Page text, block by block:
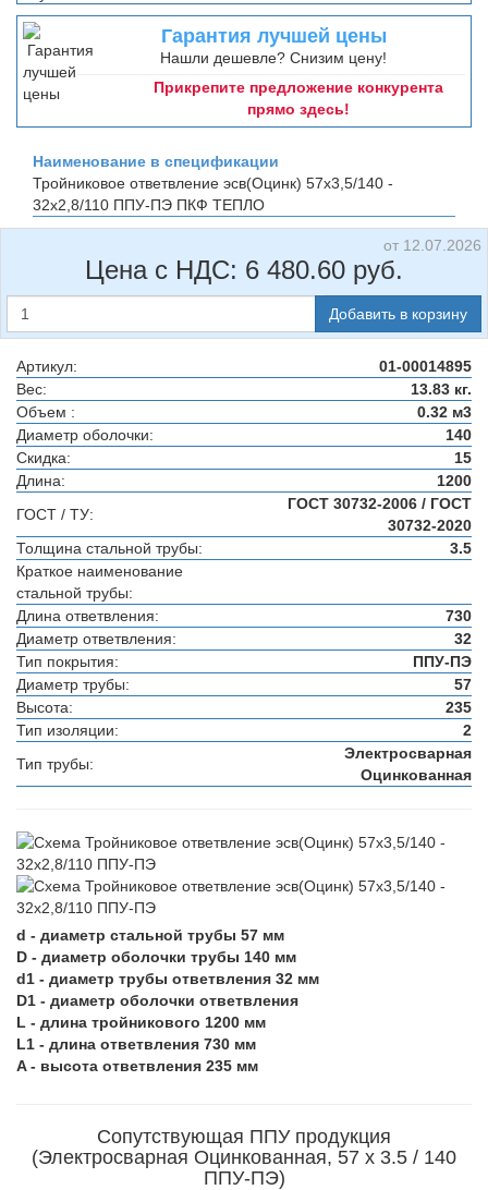
Гарантия лучшей цены
Нашли дешевле? Снизим цену!
Прикрепите предложение конкурента
прямо здесь!
Наименование в спецификации
Тройниковое ответвление эсв(Оцинк) 57х3,5/140 -
32х2,8/110 ППУ-ПЭ ПКФ ТЕПЛО
от 12.07.2026
Цена с НДС: 6 480.60 руб.
Добавить в корзину
Артикул:
01-00014895
Вес:
13.83 кг.
Объем :
0.32 м3
Диаметр оболочки:
140
Скидка:
15
Длина:
1200
ГОСТ / ТУ:
ГОСТ 30732-2006 / ГОСТ
30732-2020
Толщина стальной трубы:
3.5
Краткое наименование
стальной трубы:
Длина ответвления:
730
Диаметр ответвления:
32
Тип покрытия:
ППУ-ПЭ
Диаметр трубы:
57
Высота:
235
Тип изоляции:
2
Тип трубы:
Электросварная
Оцинкованная
d - диаметр стальной трубы 57 мм
D - диаметр оболочки трубы 140 мм
d1 - диаметр трубы ответвления 32 мм
D1 - диаметр оболочки ответвления
L - длина тройникового 1200 мм
L1 - длина ответвления 730 мм
A - высота ответвления 235 мм
Сопутствующая ППУ продукция
(Электросварная Оцинкованная, 57 х 3.5 / 140
ППУ-ПЭ)